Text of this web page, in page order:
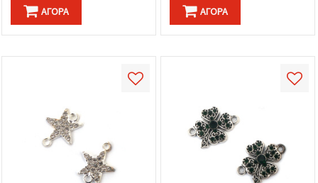
ΑΓΟΡΆ ΑΓΟΡΆ